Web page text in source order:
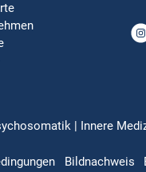
| Innere
Bildnachweis